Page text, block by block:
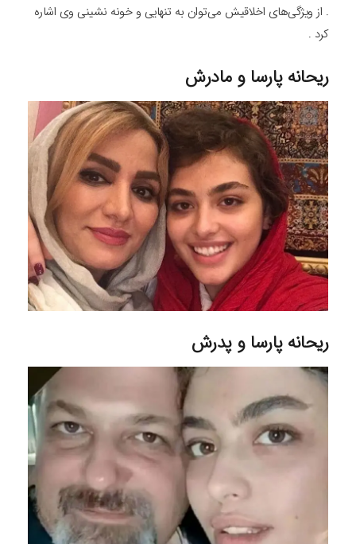
. از ویژگی‌های اخلاقیش می‌توان به تنهایی و خونه نشینی وی اشاره
کرد .
ریحانه پارسا و مادرش
ریحانه پارسا و پدرش